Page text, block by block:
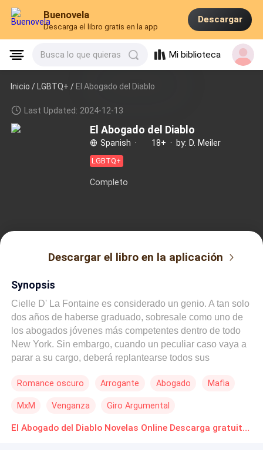
Buenovela
Descarga el libro gratis en la app
Descargar
Busca lo que quieras Mi biblioteca
Inicio /LGBTQ+ / El Abogado del Diablo
Last Updated: 2024-12-13
El Abogado del Diablo
Spanish · 18+ · by: D. Meiler
LGBTQ+
Completo
Descargar el libro en la aplicación
Synopsis
Cielle D' La Fontaine es considerado un genio. A tan solo
dos años de haberse graduado, sobresale como uno de
los abogados jóvenes más competentes dentro de todo
New York. Sin embargo, cuando un peculiar caso vaya a
parar a su cargo, deberá replantearse todos sus
jamás ha existido: el del crimen organizado. Idan
el pasado que alguna vez los unió se convirtió en el
detonante de su maldad. Reinando en un imperio sucio,
Romance oscuro Arrogante Abogado Mafia
MxM Venganza Giro Argumental
El Abogado del Diablo Novelas Online Descarga gratuita de PDF